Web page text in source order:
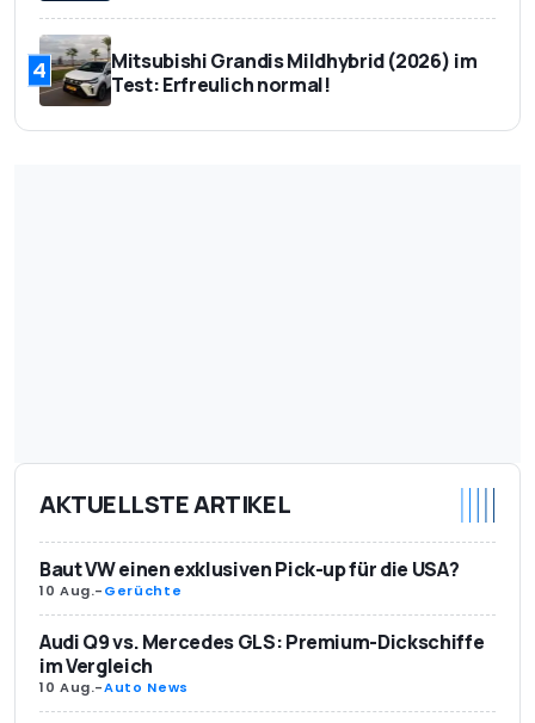
4
Mitsubishi Grandis Mildhybrid (2026) im
Test: Erfreulich normal!
AKTUELLSTE ARTIKEL
Baut VW einen exklusiven Pick-up für die USA?
10 Aug.-Gerüchte
Audi Q9 vs. Mercedes GLS: Premium-Dickschiffe
im Vergleich
10 Aug.-Auto News